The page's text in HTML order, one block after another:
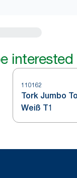
interested
110162
Tork Jumbo
Weiß T1